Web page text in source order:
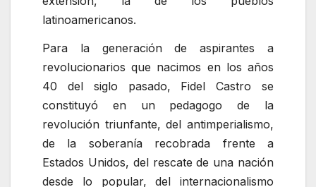
latinoamericanos.
Para la generación de aspirantes a
revolucionarios que nacimos en los años
40 del siglo pasado, Fidel Castro se
constituyó en un pedagogo de la
revolución triunfante, del antimperialismo,
de la soberanía recobrada frente a
Estados Unidos, del rescate de una nación
desde lo popular, del internacionalismo